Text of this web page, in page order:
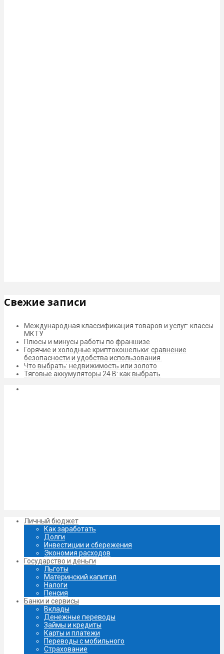
Свежие записи
Международная классификация товаров и услуг: классы
МКТУ
Плюсы и минусы работы по франшизе
Горячие и холодные криптокошельки: сравнение
безопасности и удобства использования.
Что выбрать: недвижимость или золото
Тяговые аккумуляторы 24 В: как выбрать
Личный бюджет
Как заработать
Долги
Инвестиции и сбережения
Экономия расходов
Государство и деньги
Льготы
Материнский капитал
Налоги
Пенсия
Банки и сервисы
Вклады
Денежные переводы
Займы и кредиты
Карты и платежи
Переводы с мобильного
Страхование